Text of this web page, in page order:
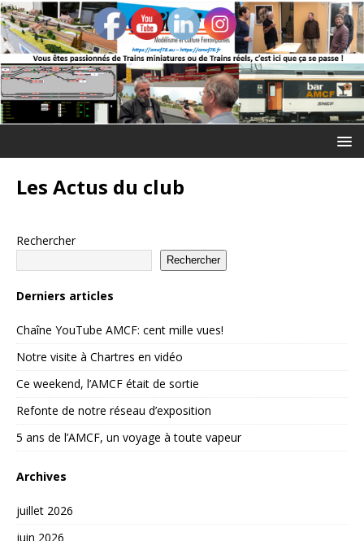
Les Actus du club
Rechercher
Rechercher
Derniers articles
Chaîne YouTube AMCF: cent mille vues!
Notre visite à Chartres en vidéo
Ce weekend, l’AMCF était de sortie
Refonte de notre réseau d’exposition
5 ans de l’AMCF, un voyage à toute vapeur
Archives
juillet 2026
juin 2026